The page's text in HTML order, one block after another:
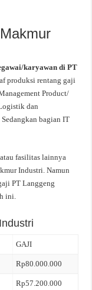
karyawan di PT
produksi rentang gaji
Product/
dan
bagian IT
fasilitas lainnya
Industri. Namun
PT Langgeng
ini.
GAJI
Rp80.000.000
Rp57.200.000